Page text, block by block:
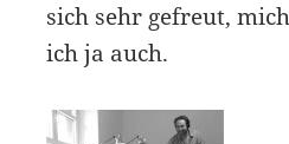
sich sehr gefreut,
ich ja auch.